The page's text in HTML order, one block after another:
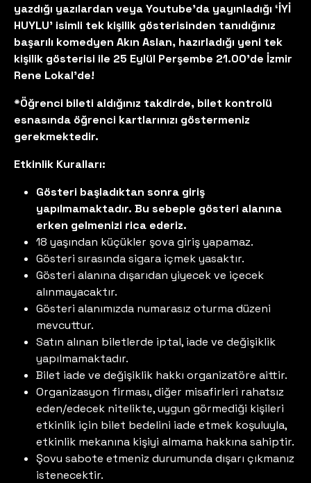
yazdığı yazılardan veya Youtube’da yayınladığı ‘İYİ
HUYLU’ isimli tek kişilik gösterisinden tanıdığınız
başarılı komedyen Akın Aslan, hazırladığı yeni tek
kişilik gösterisi ile 25 Eylül Perşembe 21.00'de İzmir
Rene Lokal’de!
*Öğrenci bileti aldığınız takdirde, bilet kontrolü
esnasında öğrenci kartlarınızı göstermeniz
gerekmektedir.
Etkinlik Kuralları:
Gösteri başladıktan sonra giriş
yapılmamaktadır. Bu sebeple gösteri alanına
erken gelmenizi rica ederiz.
18 yaşından küçükler şova giriş yapamaz.
Gösteri sırasında sigara içmek yasaktır.
Gösteri alanına dışarıdan yiyecek ve içecek
alınmayacaktır.
Gösteri alanımızda numarasız oturma düzeni
mevcuttur.
Satın alınan biletlerde iptal, iade ve değişiklik
yapılmamaktadır.
Bilet iade ve değişiklik hakkı organizatöre aittir.
Organizasyon firması, diğer misafirleri rahatsız
eden/edecek nitelikte, uygun görmediği kişileri
etkinlik için bilet bedelini iade etmek koşuluyla,
etkinlik mekanına kişiyi almama hakkına sahiptir.
Şovu sabote etmeniz durumunda dışarı çıkmanız
istenecektir.